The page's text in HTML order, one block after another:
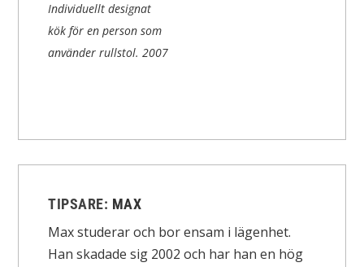
Individuellt designat
kök för en person som
använder rullstol.2007
TIPSARE: MAX
Max studerar och bor ensam i lägenhet.
Han skadade sig 2002 och har han en hög